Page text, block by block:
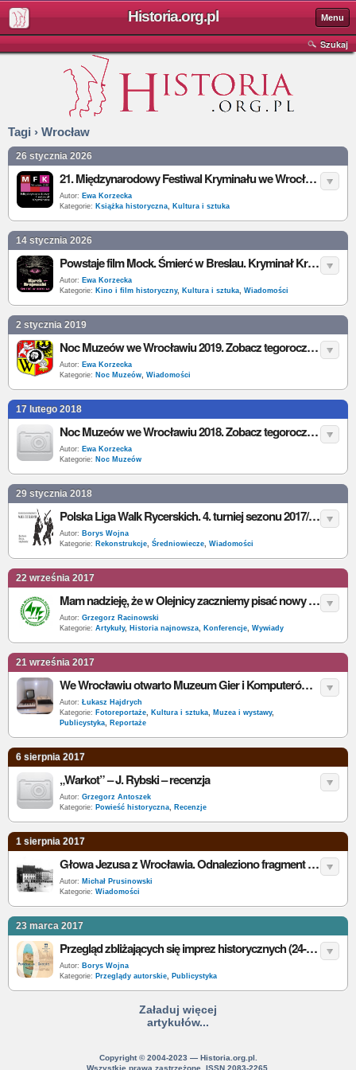
Historia.org.pl Menu
Szukaj
Tagi › Wrocław
26 stycznia 2026
21. Międzynarodowy Festiwal Kryminału we Wrocławiu 2026 - data, program, autorzy, wystawcy, bilety
Autor: Ewa Korzecka
Kategorie: Książka historyczna, Kultura i sztuka
14 stycznia 2026
Powstaje film Mock. Śmierć w Breslau. Kryminał Krajewskiego trafi na ekran
Autor: Ewa Korzecka
Kategorie: Kino i film historyczny, Kultura i sztuka, Wiadomości
2 stycznia 2019
Noc Muzeów we Wrocławiu 2019. Zobacz tegoroczny program
Autor: Ewa Korzecka
Kategorie: Noc Muzeów, Wiadomości
17 lutego 2018
Noc Muzeów we Wrocławiu 2018. Zobacz tegoroczny program
Autor: Ewa Korzecka
Kategorie: Noc Muzeów
29 stycznia 2018
Polska Liga Walk Rycerskich. 4. turniej sezonu 2017/2018 odbędzie się we Wrocławiu
Autor: Borys Wojna
Kategorie: Rekonstrukcje, Średniowiecze, Wiadomości
22 września 2017
Mam nadzieję, że w Olejnicy zaczniemy pisać nowy rozdział historii kultury fizycznej
Autor: Grzegorz Racinowski
Kategorie: Artykuły, Historia najnowsza, Konferencje, Wywiady
21 września 2017
We Wrocławiu otwarto Muzeum Gier i Komputerów Minionej Ery. Zobacz naszą relację [galeria]
Autor: Łukasz Hajdrych
Kategorie: Fotoreportaże, Kultura i sztuka, Muzea i wystawy,
Publicystyka, Reportaże
6 sierpnia 2017
„Warkot” – J. Rybski – recenzja
Autor: Grzegorz Antoszek
Kategorie: Powieść historyczna, Recenzje
1 sierpnia 2017
Głowa Jezusa z Wrocławia. Odnaleziono fragment figury z XII wieku
Autor: Michał Prusinowski
Kategorie: Wiadomości
23 marca 2017
Przegląd zbliżających się imprez historycznych (24-30 marca 2017)
Autor: Borys Wojna
Kategorie: Przeglądy autorskie, Publicystyka
Załaduj więcej
artykułów...
Copyright © 2004-2023 — Historia.org.pl.
Wszystkie prawa zastrzeżone. ISSN 2083-2265.